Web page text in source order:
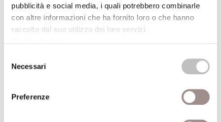
pubblicità e social media, i quali potrebbero combinarle
con altre informazioni che ha fornito loro o che hanno
raccolto dal suo utilizzo dei loro servizi.
delNecessari
Preferenze
La politica perduta
EditoreEinaudi